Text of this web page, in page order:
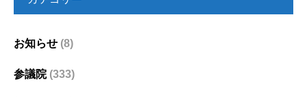
お知らせ (8)
参議院(333)